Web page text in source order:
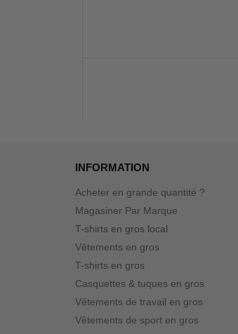
INFORMATION
Acheter en grande quantité ?
Magasiner Par Marque
T-shirts en gros local
Vêtements en gros
T-shirts en gros
Casquettes & tuques en gros
Vêtements de travail en gros
Vêtements de sport en gros